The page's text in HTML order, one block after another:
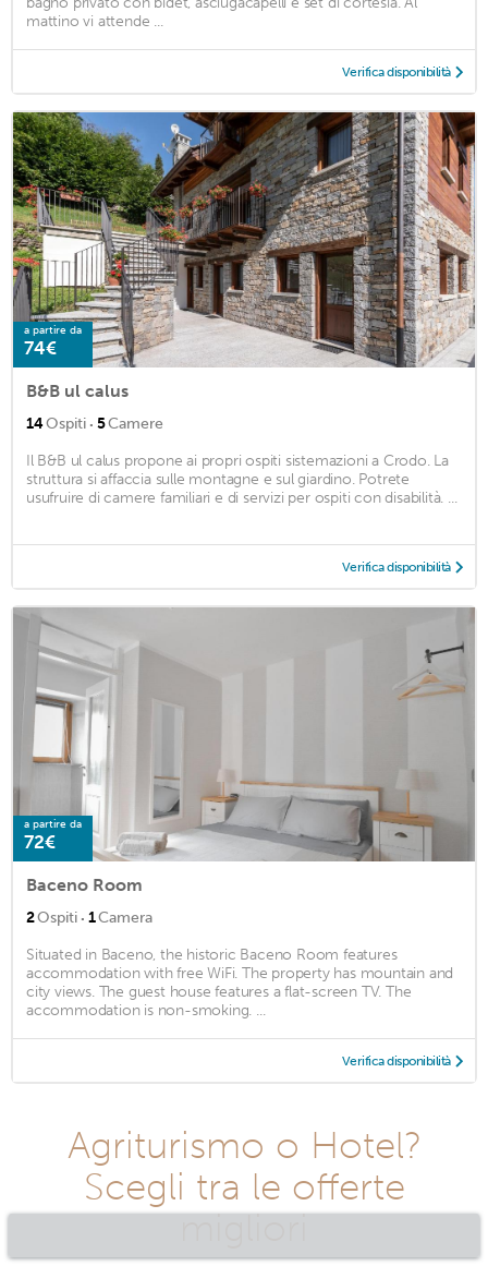
mattino vi attende ...
Verifica disponibilità
a partire da
74€
B&B ul calus
14Ospiti · 5Camere
Il B&B ul calus propone ai propri ospiti sistemazioni a Crodo. La
struttura si affaccia sulle montagne e sul giardino. Potrete
usufruire di camere familiari e di servizi per ospiti con disabilità. ...
Verifica disponibilità
a partire da
72€
Baceno Room
2Ospiti · 1Camera
Situated in Baceno, the historic Baceno Room features
accommodation with free WiFi. The property has mountain and
city views. The guest house features a flat-screen TV. The
accommodation is non-smoking. ...
Verifica disponibilità
Agriturismo o Hotel?
Scegli tra le offerte
migliori